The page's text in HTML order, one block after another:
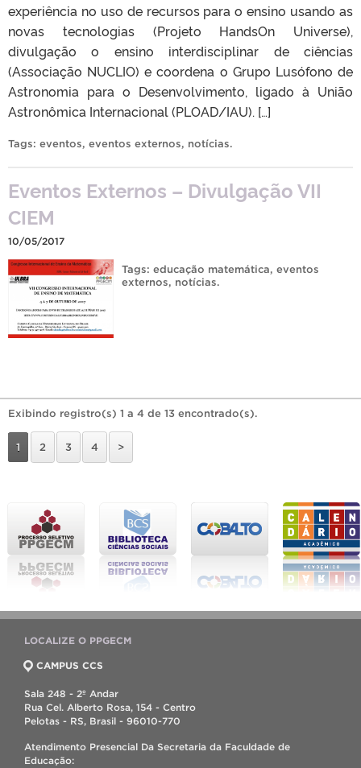
experiência no uso de recursos para o ensino usando as
novas tecnologias (Projeto Hands­On Universe),
divulgação o ensino interdisciplinar de ciências
(Associação NUCLIO) e coordena o Grupo Lusófono de
Astronomia para o Desenvolvimento, ligado à União
Astronômica Internacional (PLOAD/IAU). […]
Tags: eventos, eventos externos, notícias.
Eventos Externos – Divulgação VII
CIEM
10/05/2017
Tags: educação matemática, eventos
externos, notícias.
Exibindo registro(s) 1 a 4 de 13 encontrado(s).
1 2 3 4 >
LOCALIZE O PPGECM
CAMPUS CCS
Sala 248 - 2º Andar
Rua Cel. Alberto Rosa, 154 - Centro
Pelotas - RS, Brasil - 96010-770
Atendimento Presencial Da Secretaria da Faculdade de
Educação: